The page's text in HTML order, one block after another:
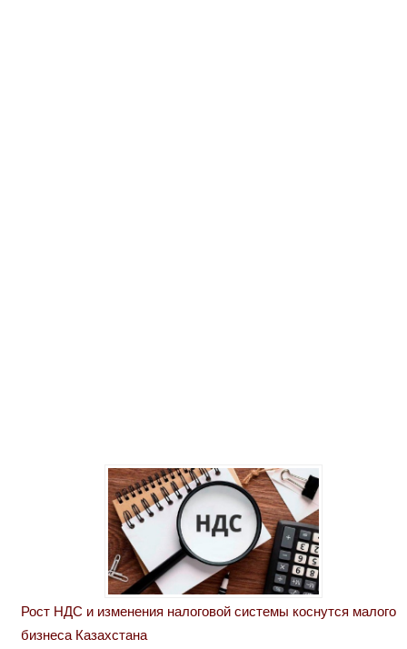
Рост НДС и изменения налоговой системы коснутся малого
бизнеса Казахстана